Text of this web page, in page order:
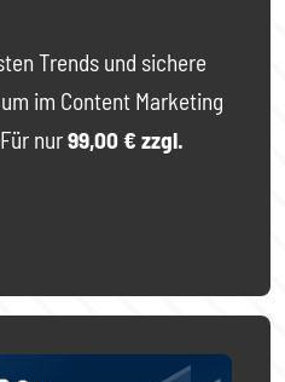
Trends und sichere
im Content Marketing
nur99,00 € zzgl.